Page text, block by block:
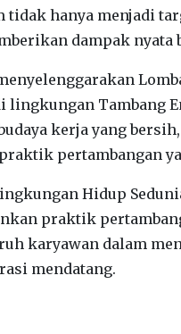
hanya menjadi
dampak nyata
lingkungan Tambang
kerja yang
pertambangan
Hidup
praktik
karyawan dalam
mendatang.